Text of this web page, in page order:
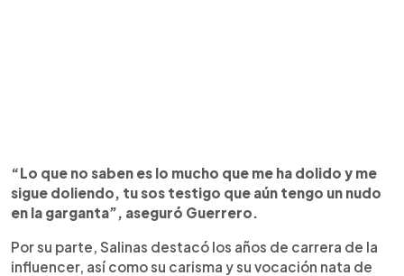
“Lo que no saben es lo mucho que me ha dolido y me
sigue doliendo, tu sos testigo que aún tengo un nudo
en la garganta”, aseguró Guerrero.
Por su parte, Salinas destacó los años de carrera de la
influencer, así como su carisma y su vocación nata de